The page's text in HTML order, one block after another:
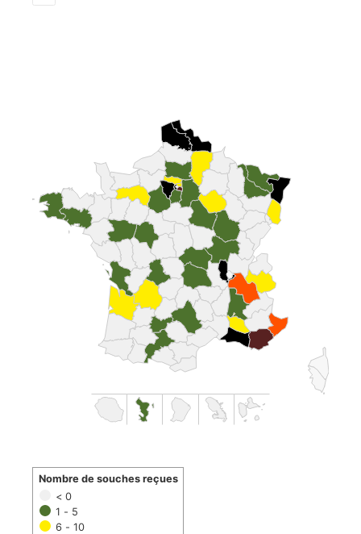
< 0
1 - 5
6 - 10
Nombre de souches reçues